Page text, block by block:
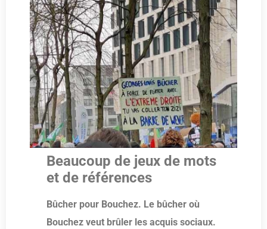
Beaucoup de jeux de mots
et de références
Bûcher pour Bouchez. Le bûcher où
Bouchez veut brûler les acquis sociaux.